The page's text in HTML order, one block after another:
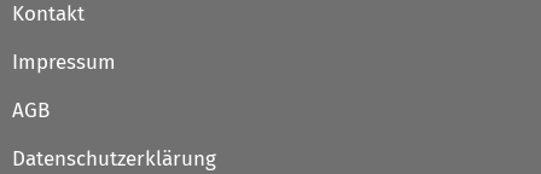
Kontakt
Impressum
AGB
Datenschutzerklärung